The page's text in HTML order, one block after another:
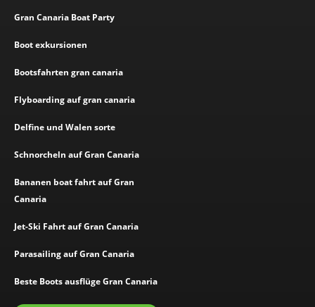
Gran Canaria Boat Party
Boot exkursionen
Bootsfahrten gran canaria
Flyboarding auf gran canaria
Delfine und Walen sorte
Schnorcheln auf Gran Canaria
Bananen boat fahrt auf Gran
Canaria
Jet-Ski Fahrt auf Gran Canaria
Parasailing auf Gran Canaria
Beste Boots ausflüge Gran Canaria